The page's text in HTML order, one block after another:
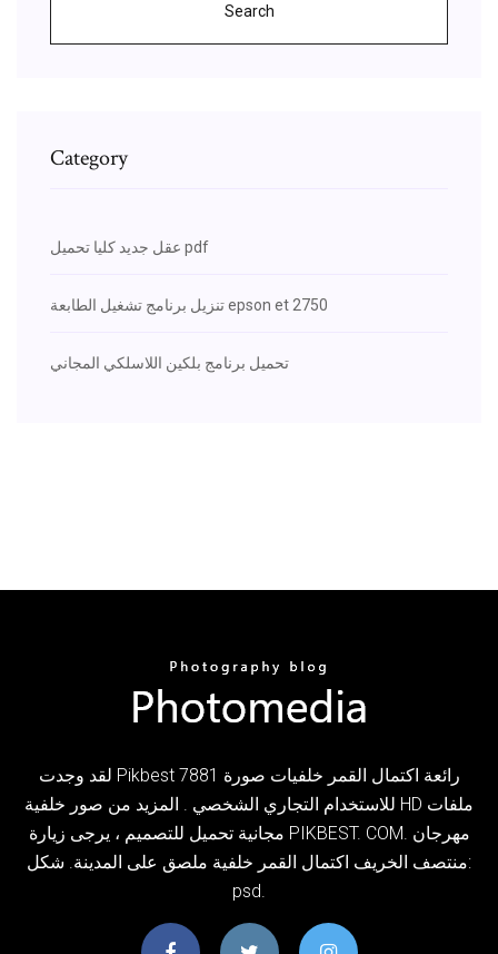
Search
Category
عقل جديد كليا تحميل pdf
تنزيل برنامج تشغيل الطابعة epson et 2750
تحميل برنامج بلكين اللاسلكي المجاني
لقد وجدت Pikbest 7881 رائعة اكتمال القمر خلفيات صورة
للاستخدام التجاري الشخصي . المزيد من صور خلفية HD ملفات
مجانية تحميل للتصميم ، يرجى زيارة PIKBEST. COM. مهرجان
منتصف الخريف اكتمال القمر خلفية ملصق على المدينة. شكل:
psd.